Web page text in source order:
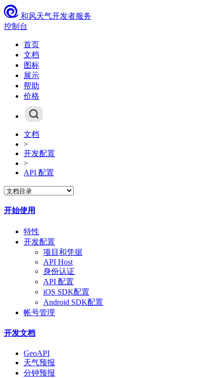
和风天气开发者服务
控制台
首页
文档
图标
展示
帮助
价格
文档
>
开发配置
>
API 配置
开始使用
特性
开发配置
项目和凭据
API Host
身份认证
API 配置
iOS SDK配置
Android SDK配置
帐号管理
开发文档
GeoAPI
天气预报
分钟预报